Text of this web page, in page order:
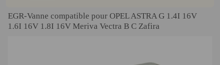
EGR-Vanne compatible pour OPEL ASTRA G 1.4I 16V
1.6I 16V 1.8I 16V Meriva Vectra B C Zafira